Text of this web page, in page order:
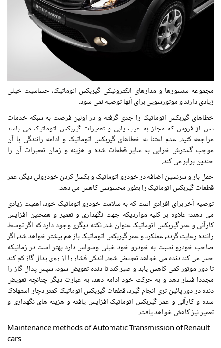
مجموعه سنسورها و مدارهای الکترونیکی گیربکس اتوماتیک، حساسیت خیلی
زیادی دارند و موتورشویی برای آنها توصیه نمی شود.
خطاهای گیربکس اتوماتیک را جدی گرفته و در اولین فرصت به شبکه خدمات
پس از فروش که مجاز به عیب یابی و تعمیرات گیربکس اتوماتیک می باشد
مراجعه کنید. عدم اعتنا به خطاهای گیربکس اتوماتیک و ادامه رانندگی با آن
موجب گسترش خرابی به سایر قطعات شده و هزینه و زمان تعمیرات آن را
چندین برابر می کند.
حمل بار و سرنشین اضافه در خودرو اتوماتیک و بکسل کردن خودروئی دیگر، عمر
قطعات گیربکس اتوماتیک را بطور محسوسی کاهش می دهد.
توصیه آخر برای افرادی است که به سلامت خودرو اتوماتیک خود، اهمیت زیادی
می دهند: علاوه بر کلیه مواردیکه جهت نگهداری و تعمیر و همچنین افزایش
کارآئی و عمر گیربکس اتوماتیک عنوان شد، نکته دیگری وجود دارد که اگر توسط
راننده رعایت گردد، عملکرد و عمر گیربکس اتوماتیک باز هم بیشتر خواهد شد، اگر
صاحب خودرو نسبت به خودرو خود خیلی وسواس دارد بهتر است در زمانیکه
حس می کند دنده می خواهد تعویض شود، اندکی فشار را از روی پدال گاز کم کند
تا دور موتور کمی کاهش یابد و صبر کند تا دنده تعویض شود، سپس پدال گاز را
مجددا فشار دهد و به حرکت خود ادامه دهد، به عبارت دیگر چنانچه تعویض
دنده در دور پائین تری انجام گیرد، قطعات گیربکس اتوماتیک کمتر دچار استهلاک
شده و کارآئی و عمر گیربکس اتوماتیک افزایش یافته و هزینه های نگهداری و
تعمیر نیز کاهش خواهد یافت.
Maintenance methods of Automatic Transmission of Renault
cars